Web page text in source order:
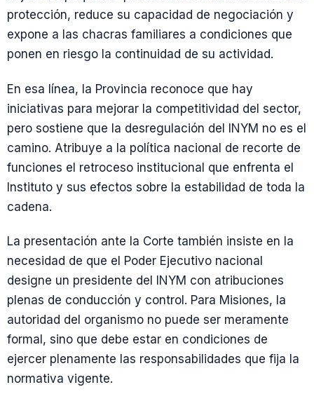
protección, reduce su capacidad de negociación y
expone a las chacras familiares a condiciones que
ponen en riesgo la continuidad de su actividad.
En esa línea, la Provincia reconoce que hay
iniciativas para mejorar la competitividad del sector,
pero sostiene que la desregulación del INYM no es el
camino. Atribuye a la política nacional de recorte de
funciones el retroceso institucional que enfrenta el
Instituto y sus efectos sobre la estabilidad de toda la
cadena.
La presentación ante la Corte también insiste en la
necesidad de que el Poder Ejecutivo nacional
designe un presidente del INYM con atribuciones
plenas de conducción y control. Para Misiones, la
autoridad del organismo no puede ser meramente
formal, sino que debe estar en condiciones de
ejercer plenamente las responsabilidades que fija la
normativa vigente.